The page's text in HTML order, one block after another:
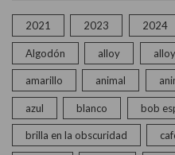
2021 2023 2024
Algodón alloy
amarillo animal
azul blanco bob
brilla en la obscuridad